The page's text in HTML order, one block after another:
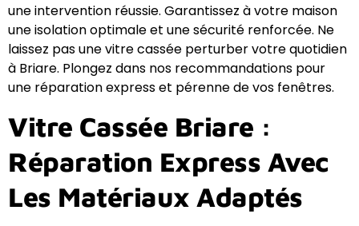
une intervention réussie. Garantissez à votre maison
une isolation optimale et une sécurité renforcée. Ne
laissez pas une vitre cassée perturber votre quotidien
à Briare. Plongez dans nos recommandations pour
une réparation express et pérenne de vos fenêtres.
Vitre Cassée Briare :
Réparation Express Avec
Les Matériaux Adaptés